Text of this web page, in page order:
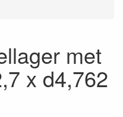
met
x d4,762